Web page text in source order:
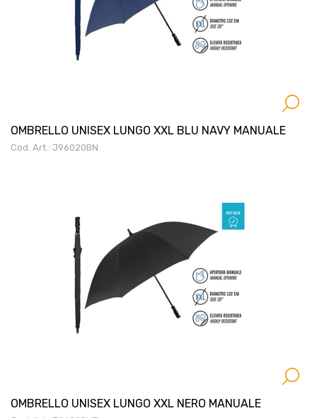
OMBRELLO UNISEX LUNGO XXL BLU NAVY MANUALE
Cod. Art.: J96020BN
OMBRELLO UNISEX LUNGO XXL NERO MANUALE